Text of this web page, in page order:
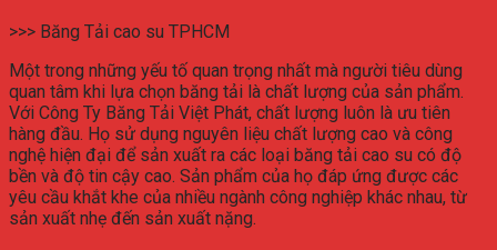
>>> Băng Tải cao su TPHCM
Một trong những yếu tố quan trọng nhất mà người tiêu dùng
quan tâm khi lựa chọn băng tải là chất lượng của sản phẩm.
Với Công Ty Băng Tải Việt Phát, chất lượng luôn là ưu tiên
hàng đầu. Họ sử dụng nguyên liệu chất lượng cao và công
nghệ hiện đại để sản xuất ra các loại băng tải cao su có độ
bền và độ tin cậy cao. Sản phẩm của họ đáp ứng được các
yêu cầu khắt khe của nhiều ngành công nghiệp khác nhau, từ
sản xuất nhẹ đến sản xuất nặng.